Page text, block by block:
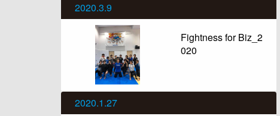
2020.3.9
Fightness for Biz_2
020
2020.1.27